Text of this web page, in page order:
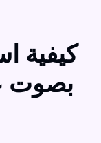
كيفية
بصوت